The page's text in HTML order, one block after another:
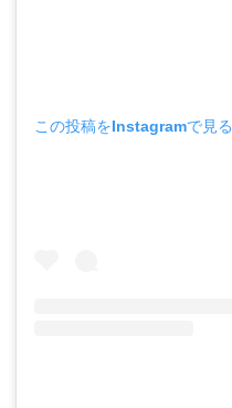
この投稿をInstagramで見る